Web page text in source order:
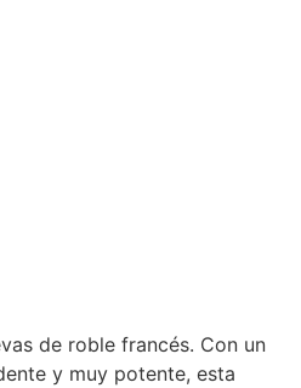
de roble francés. Con un
y muy potente, esta